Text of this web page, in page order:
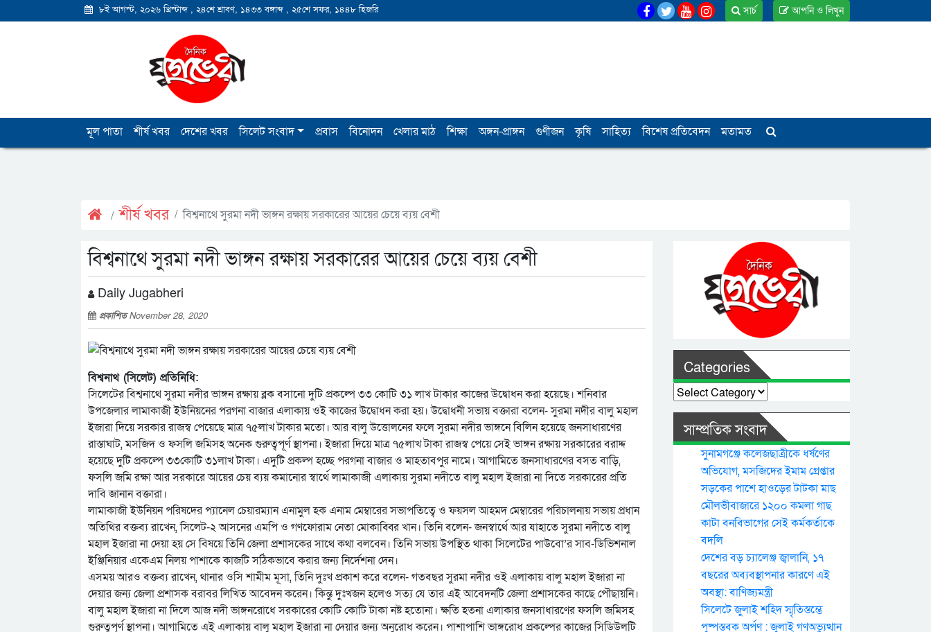
৮ই আগস্ট, ২০২৬ খ্রিস্টাব্দ , ২৪শে শ্রাবণ, ১৪৩৩ বঙ্গাব্দ , ২৫শে সফর, ১৪৪৮ হিজরি আপনি ও লিখুন
সার্চ
মূল পাতা শীর্ষ খবর দেশের খবর সিলেট সংবাদ প্রবাস বিনোদন খেলার মাঠ শিক্ষা অঙ্গন-প্রাঙ্গন গুণীজন কৃষি সাহিত্য বিশেষ প্রতিবেদন মতামত
শীর্ষ খবর বিশ্বনাথে সুরমা নদী ভাঙ্গন রক্ষায় সরকারের আয়ের চেয়ে ব্যয় বেশী
বিশ্বনাথে সুরমা নদী ভাঙ্গন রক্ষায় সরকারের আয়ের চেয়ে ব্যয় বেশী
Daily Jugabheri
প্রকাশিতNovember 28, 2020
বিশ্বনাথ (সিলেট) প্রতিনিধি:
সিলেটের বিশ্বনাথে সুরমা নদীর ভাঙ্গন রক্ষায় ব্লক বসানো দুটি প্রকল্পে ৩৩ কোটি ৩১ লাখ টাকার কাজের উদ্বোধন করা হয়েছে। শনিবার
উপজেলার লামাকাজী ইউনিয়নের পরগনা বাজার এলাকায় ওই কাজের উদ্বোধন করা হয়। উদ্বোধনী সভায় বক্তারা বলেন- সুরমা নদীর বালু মহাল
ইজারা দিয়ে সরকার রাজস্ব পেয়েছে মাত্র ৭৫লাখ টাকার মতো। আর বালু উত্তোলনের ফলে সুরমা নদীর ভাঙ্গনে বিলিন হয়েছে জনসাধারণের
রাস্তাঘাট, মসজিদ ও ফসলি জমিসহ অনেক গুরুত্বপূর্ণ স্থাপনা। ইজারা দিয়ে মাত্র ৭৫লাখ টাকা রাজস্ব পেয়ে সেই ভাঙ্গন রক্ষায় সরকারের বরাদ্দ
হয়েছে দুটি প্রকল্পে ৩৩কোটি ৩১লাখ টাকা। এদুটি প্রকল্প হচ্ছে পরগনা বাজার ও মাহতাবপুর নামে। আগামিতে জনসাধারণের বসত বাড়ি,
ফসলি জমি রক্ষা আর সরকারে আয়ের চেয় ব্যয় কমানোর স্বার্থে লামাকাজী এলাকায় সুরমা নদীতে বালু মহাল ইজারা না দিতে সরকারের প্রতি
দাবি জানান বক্তারা।
লামাকাজী ইউনিয়ন পরিষদের প্যানেল চেয়ারম্যান এনামুল হক এনাম মেম্বারের সভাপতিত্বে ও ফয়সল আহমদ মেম্বারের পরিচালনায় সভায় প্রধান
অতিথির বক্তব্য রাখেন, সিলেট-২ আসনের এমপি ও গণফোরাম নেতা মোকাব্বির খান। তিনি বলেন- জনস্বার্থে আর যাহাতে সুরমা নদীতে বালু
মহাল ইজারা না দেয়া হয় সে বিষয়ে তিনি জেলা প্রশাসকের সাথে কথা বলবেন। তিনি সভায় উপস্থিত থাকা সিলেটের পাউবো’র সাব-ডিভিশনাল
ইঞ্জিনিয়ার একেএম নিলয় পাশাকে কাজটি সঠিকভাবে করার জন্য নির্দেশনা দেন।
এসময় আরও বক্তব্য রাখেন, থানার ওসি শামীম মূসা, তিনি দুঃখ প্রকাশ করে বলেন- গতবছর সুরমা নদীর ওই এলাকায় বালু মহাল ইজারা না
দেয়ার জন্য জেলা প্রশাসক বরাবর লিখিত আবেদন করেন। কিন্তু দুঃখজন হলেও সত্য যে তার এই আবেদনটি জেলা প্রশাসকের কাছে পৌছায়নি।
বালু মহাল ইজারা না দিলে আজ নদী ভাঙ্গনরোধে সরকারের কোটি কোটি টাকা নষ্ট হতোনা। ক্ষতি হতনা এলাকার জনসাধারণের ফসলি জমিসহ
গুরুত্বপূর্ণ স্থাপনা। আগামিতে এই এলাকায় বালু মহাল ইজারা না দেয়ার জন্য অনুরোধ করেন। পাশাপাশি ভাঙ্গরোধ প্রকল্পের কাজের সিডিউলটি
Categories
Categories
সাম্প্রতিক সংবাদ
সুনামগঞ্জে কলেজছাত্রীকে ধর্ষণের
অভিযোগ, মসজিদের ইমাম গ্রেপ্তার
সড়কের পাশে হাওড়ের টাটকা মাছ
মৌলভীবাজারে ১২০০ কমলা গাছ
কাটা বনবিভাগের সেই কর্মকর্তাকে
বদলি
দেশের বড় চ্যালেঞ্জ জ্বালানি, ১৭
বছরের অব্যবস্থাপনার কারণে এই
অবস্থা: বাণিজ্যমন্ত্রী
সিলেটে জুলাই শহিদ স্মৃতিস্তম্ভে
পুষ্পস্তবক অর্পণ : জুলাই গণঅভ্যুত্থান